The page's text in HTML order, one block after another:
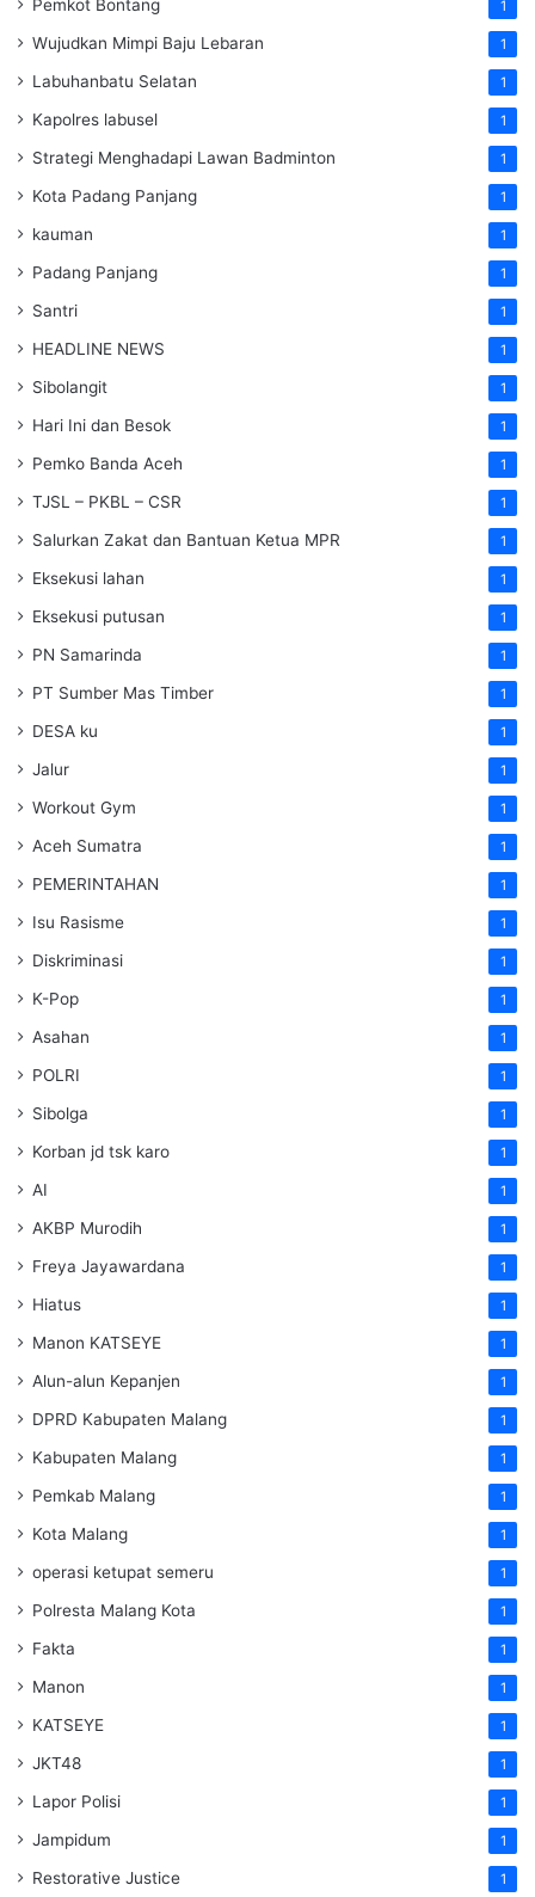
Pemkot Bontang 1
Wujudkan Mimpi Baju Lebaran 1
Labuhanbatu Selatan 1
Kapolres labusel 1
Strategi Menghadapi Lawan Badminton 1
Kota Padang Panjang 1
kauman 1
Padang Panjang 1
Santri 1
HEADLINE NEWS 1
Sibolangit 1
Hari Ini dan Besok 1
Pemko Banda Aceh 1
TJSL – PKBL – CSR 1
Salurkan Zakat dan Bantuan Ketua MPR 1
Eksekusi lahan 1
Eksekusi putusan 1
PN Samarinda 1
PT Sumber Mas Timber 1
DESA ku 1
Jalur 1
Workout Gym 1
Aceh Sumatra 1
PEMERINTAHAN 1
Isu Rasisme 1
Diskriminasi 1
K-Pop 1
Asahan 1
POLRI 1
Sibolga 1
Korban jd tsk karo 1
AI 1
AKBP Murodih 1
Freya Jayawardana 1
Hiatus 1
Manon KATSEYE 1
Alun-alun Kepanjen 1
DPRD Kabupaten Malang 1
Kabupaten Malang 1
Pemkab Malang 1
Kota Malang 1
operasi ketupat semeru 1
Polresta Malang Kota 1
Fakta 1
Manon 1
KATSEYE 1
JKT48 1
Lapor Polisi 1
Jampidum 1
Restorative Justice 1